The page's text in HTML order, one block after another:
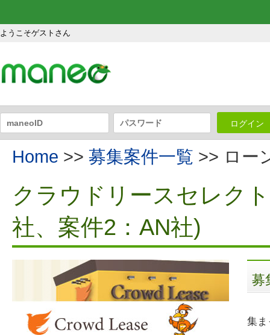
ようこそゲストさん
ログイン
Home >> 募集案件一覧 >> ロー
クラウドリースセレク
社、案件2：AN社)
募
集ま